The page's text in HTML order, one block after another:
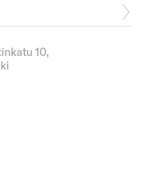
10,